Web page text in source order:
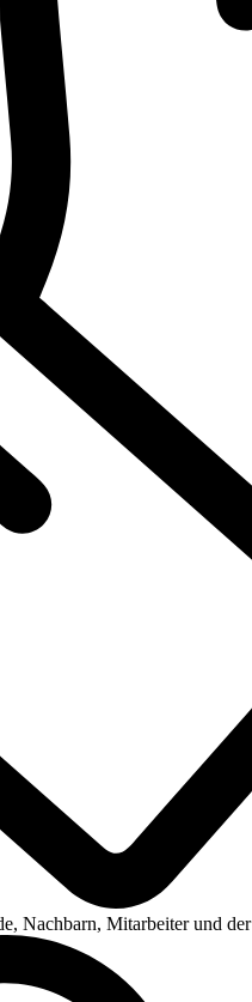
Nachbarn, Mitarbeiter und